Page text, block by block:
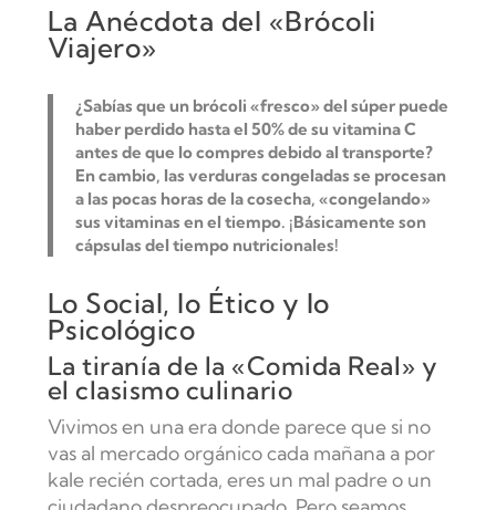
La Anécdota del «Brócoli
Viajero»
¿Sabías que un brócoli «fresco» del súper puede
haber perdido hasta el 50% de su vitamina C
antes de que lo compres debido al transporte?
En cambio, las verduras congeladas se procesan
a las pocas horas de la cosecha, «congelando»
sus vitaminas en el tiempo. ¡Básicamente son
cápsulas del tiempo nutricionales!
Lo Social, lo Ético y lo
Psicológico
La tiranía de la «Comida Real» y
el clasismo culinario
Vivimos en una era donde parece que si no
vas al mercado orgánico cada mañana a por
kale recién cortada, eres un mal padre o un